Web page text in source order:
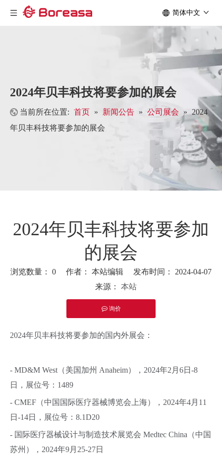
简体中文
2024年贝丰科技将要参加的展会
当前所在位置: 首页 » 新闻公告 » 公司展会 » 2024
年贝丰科技将要参加的展会
2024年贝丰科技将要参加
的展会
浏览数量： 0 作者： 本站编辑 发布时间： 2024-04-07
来源： 本站
询价
2024年贝丰科技将要参加的国内外展会：
- MD&M West（美国加州 Anaheim），2024年2月6日-8
日，展位号：1489
- CMEF（中国国际医疗器械博览会上海），2024年4月11
日-14日，展位号：8.1D20
- 国际医疗器械设计与制造技术展览会 Medtec China（中国
苏州），2024年9月25-27日